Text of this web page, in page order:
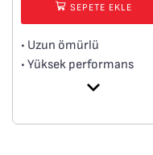
SEPETE EKLE
• Uzun ömürlü
• Yüksek performans
• Büyük parçaların kesimi